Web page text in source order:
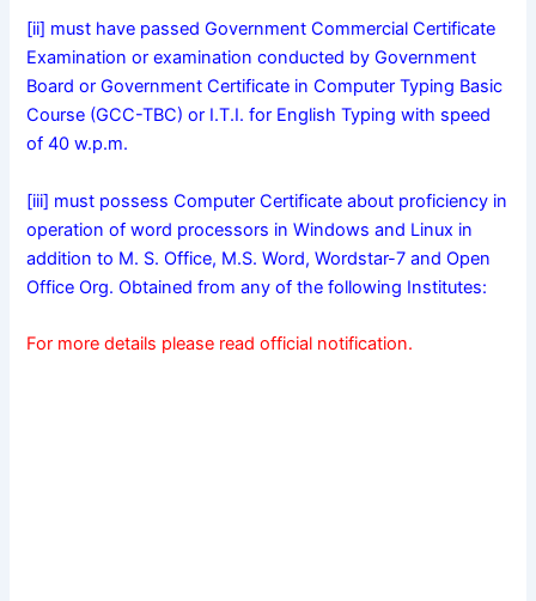
[ii] must have passed Government Commercial Certificate
Examination or examination conducted by Government
Board or Government Certificate in Computer Typing Basic
Course (GCC-TBC) or I.T.I. for English Typing with speed
of 40 w.p.m.
[iii] must possess Computer Certificate about proficiency in
operation of word processors in Windows and Linux in
addition to M. S. Office, M.S. Word, Wordstar-7 and Open
Office Org. Obtained from any of the following Institutes:
For more details please read official notification.